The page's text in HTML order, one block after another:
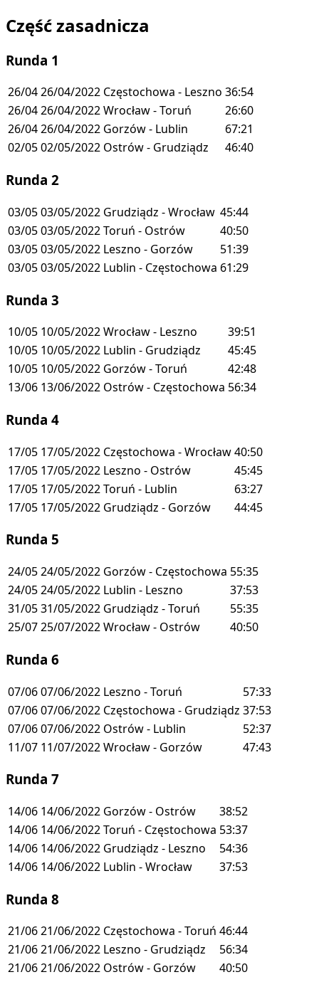
Część zasadnicza
Runda 1
26/0426/04/2022 Częstochowa - Leszno 36:54
26/0426/04/2022Wrocław - Toruń
26:60
26/0426/04/2022 Gorzów - Lublin
67:21
02/0502/05/2022 Ostrów - Grudziądz 46:40
Runda 2
03/0503/05/2022 Grudziądz - Wrocław 45:44
03/0503/05/2022Toruń - Ostrów
40:50
03/0503/05/2022 Leszno - Gorzów
51:39
03/0503/05/2022 Lublin - Częstochowa 61:29
Runda 3
10/05 10/05/2022Wrocław - Leszno
39:51
10/05 10/05/2022 Lublin - Grudziądz
45:45
10/05 10/05/2022 Gorzów - Toruń
42:48
13/06 13/06/2022 Ostrów - Częstochowa 56:34
Runda 4
17/05 17/05/2022 Częstochowa - Wrocław40:50
17/05 17/05/2022 Leszno - Ostrów
45:45
17/05 17/05/2022Toruń - Lublin
63:27
17/05 17/05/2022 Grudziądz - Gorzów 44:45
Runda 5
24/0524/05/2022 Gorzów - Częstochowa 55:35
24/0524/05/2022 Lublin - Leszno
37:53
31/0531/05/2022 Grudziądz - Toruń
55:35
25/0725/07/2022Wrocław - Ostrów 40:50
Runda 6
07/0607/06/2022 Leszno - Toruń
57:33
07/0607/06/2022 Częstochowa - Grudziądz 37:53
07/0607/06/2022 Ostrów - Lublin
52:37
11/07 11/07/2022Wrocław - Gorzów 47:43
Runda 7
14/06 14/06/2022 Gorzów - Ostrów
38:52
14/06 14/06/2022Toruń - Częstochowa 53:37
14/06 14/06/2022 Grudziądz - Leszno
54:36
14/06 14/06/2022 Lublin - Wrocław 37:53
Runda 8
21/0621/06/2022 Częstochowa - Toruń 46:44
21/0621/06/2022 Leszno - Grudziądz
56:34
21/0621/06/2022 Ostrów - Gorzów
40:50